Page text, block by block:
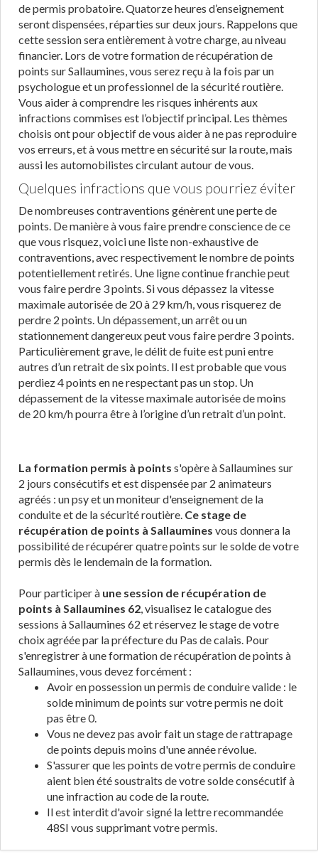
de permis probatoire. Quatorze heures d’enseignement
seront dispensées, réparties sur deux jours. Rappelons que
cette session sera entièrement à votre charge, au niveau
financier. Lors de votre formation de récupération de
points sur Sallaumines, vous serez reçu à la fois par un
psychologue et un professionnel de la sécurité routière.
Vous aider à comprendre les risques inhérents aux
infractions commises est l’objectif principal. Les thèmes
choisis ont pour objectif de vous aider à ne pas reproduire
vos erreurs, et à vous mettre en sécurité sur la route, mais
aussi les automobilistes circulant autour de vous.
Quelques infractions que vous pourriez éviter
De nombreuses contraventions génèrent une perte de
points. De manière à vous faire prendre conscience de ce
que vous risquez, voici une liste non-exhaustive de
contraventions, avec respectivement le nombre de points
potentiellement retirés. Une ligne continue franchie peut
vous faire perdre 3 points. Si vous dépassez la vitesse
maximale autorisée de 20 à 29 km/h, vous risquerez de
perdre 2 points. Un dépassement, un arrêt ou un
stationnement dangereux peut vous faire perdre 3 points.
Particulièrement grave, le délit de fuite est puni entre
autres d’un retrait de six points. Il est probable que vous
perdiez 4 points en ne respectant pas un stop. Un
dépassement de la vitesse maximale autorisée de moins
de 20 km/h pourra être à l’origine d’un retrait d’un point.
La formation permis à points s'opère à Sallaumines sur
2 jours consécutifs et est dispensée par 2 animateurs
agréés : un psy et un moniteur d'enseignement de la
conduite et de la sécurité routière. Ce stage de
récupération de points à Sallaumines vous donnera la
possibilité de récupérer quatre points sur le solde de votre
permis dès le lendemain de la formation.
Pour participer à une session de récupération de
points à Sallaumines 62, visualisez le catalogue des
sessions à Sallaumines 62 et réservez le stage de votre
choix agréée par la préfecture du Pas de calais. Pour
s'enregistrer à une formation de récupération de points à
Sallaumines, vous devez forcément :
Avoir en possession un permis de conduire valide : le
solde minimum de points sur votre permis ne doit
pas être 0.
Vous ne devez pas avoir fait un stage de rattrapage
de points depuis moins d'une année révolue.
S'assurer que les points de votre permis de conduire
aient bien été soustraits de votre solde consécutif à
une infraction au code de la route.
Il est interdit d'avoir signé la lettre recommandée
48SI vous supprimant votre permis.